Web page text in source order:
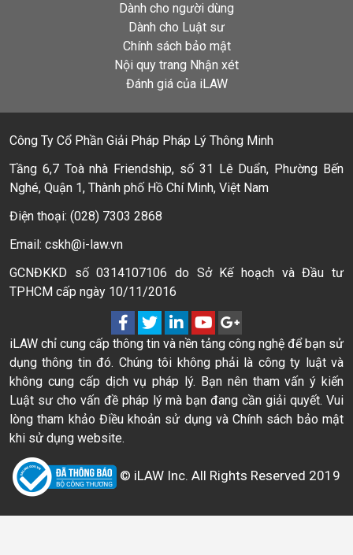
Dành cho người dùng
Dành cho Luật sư
Chính sách bảo mật
Nội quy trang Nhận xét
Đánh giá của iLAW
Công Ty Cổ Phần Giải Pháp Pháp Lý Thông Minh
Tầng 6,7 Toà nhà Friendship, số 31 Lê Duẩn, Phường Bến
Nghé, Quận 1, Thành phố Hồ Chí Minh, Việt Nam
Điện thoại: (028) 7303 2868
Email: cskh@i-law.vn
GCNĐKKD số 0314107106 do Sở Kế hoạch và Đầu tư
TPHCM cấp ngày 10/11/2016
iLAW chỉ cung cấp thông tin và nền tảng công nghệ để bạn sử
dụng thông tin đó. Chúng tôi không phải là công ty luật và
không cung cấp dịch vụ pháp lý. Bạn nên tham vấn ý kiến
Luật sư cho vấn đề pháp lý mà bạn đang cần giải quyết. Vui
lòng tham khảo Điều khoản sử dụng và Chính sách bảo mật
khi sử dụng website.
© iLAW Inc. All Rights Reserved 2019